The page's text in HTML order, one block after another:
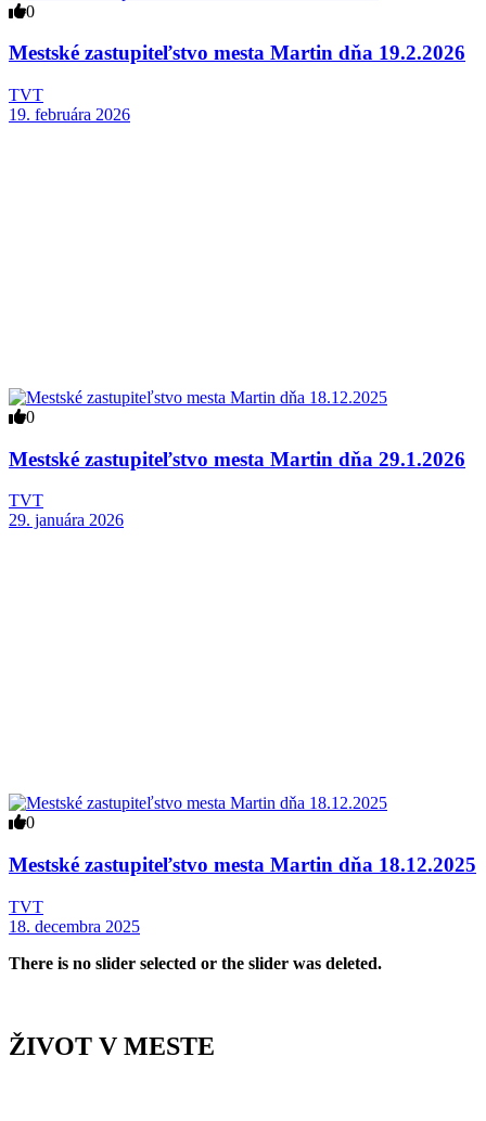
0
Mestské zastupiteľstvo mesta Martin dňa 19.2.2026
TVT
19. februára 2026
0
Mestské zastupiteľstvo mesta Martin dňa 29.1.2026
TVT
29. januára 2026
0
Mestské zastupiteľstvo mesta Martin dňa 18.12.2025
TVT
18. decembra 2025
There is no slider selected or the slider was deleted.
ŽIVOT V MESTE